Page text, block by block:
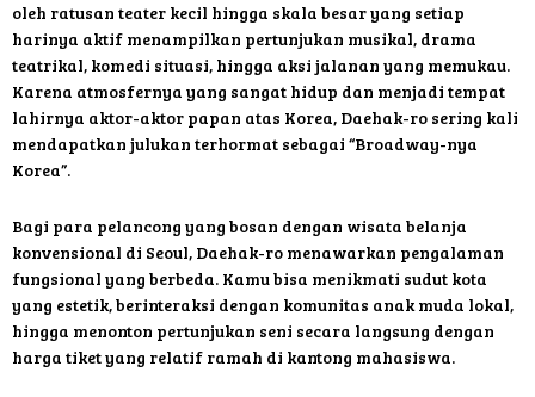
oleh ratusan teater kecil hingga skala besar yang setiap
harinya aktif menampilkan pertunjukan musikal, drama
teatrikal, komedi situasi, hingga aksi jalanan yang memukau.
Karena atmosfernya yang sangat hidup dan menjadi tempat
lahirnya aktor-aktor papan atas Korea, Daehak-ro sering kali
mendapatkan julukan terhormat sebagai “Broadway-nya
Korea”.
Bagi para pelancong yang bosan dengan wisata belanja
konvensional di Seoul, Daehak-ro menawarkan pengalaman
fungsional yang berbeda. Kamu bisa menikmati sudut kota
yang estetik, berinteraksi dengan komunitas anak muda lokal,
hingga menonton pertunjukan seni secara langsung dengan
harga tiket yang relatif ramah di kantong mahasiswa.